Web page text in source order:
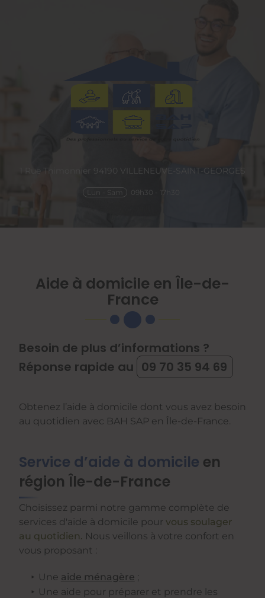
1 Rue Thimonnier 94190 VILLENEUVE-SAINT-GEORGES
Lun - Sam 09h30 - 17h30
Aide à domicile en Île-de-
France
Besoin de plus d’informations ?
Réponse rapide au 09 70 35 94 69
Obtenez l’aide à domicile dont vous avez besoin
au quotidien avec BAH SAP en Île-de-France.
Service d’aide à domicile en
région Île-de-France
Choisissez parmi notre gamme complète de
services d'aide à domicile pour vous soulager
au quotidien. Nous veillons à votre confort en
vous proposant :
Une aide ménagère ;
Une aide pour préparer et prendre les